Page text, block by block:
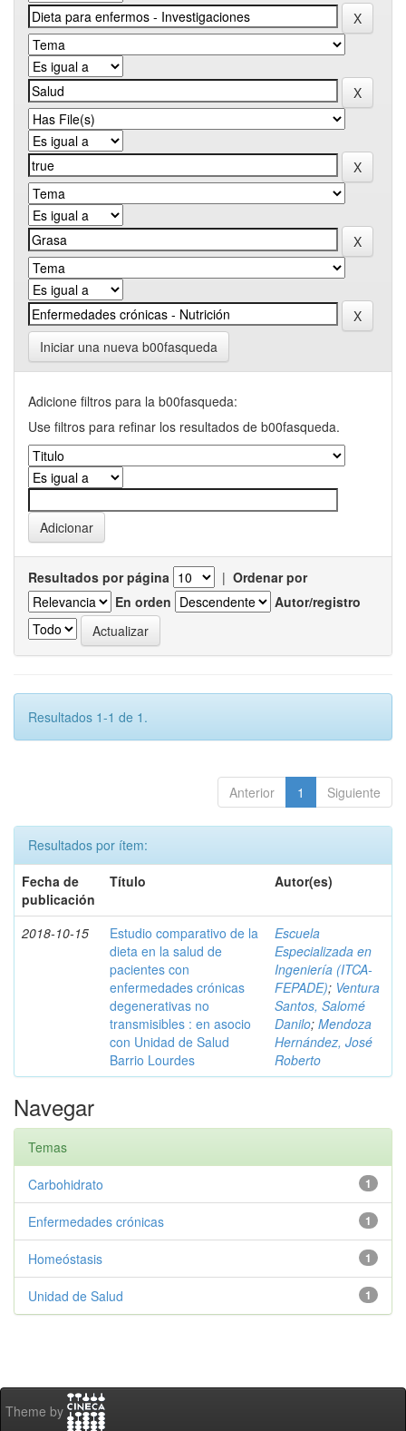
Iniciar una nueva b00fasqueda
Adicione filtros para la b00fasqueda:
Use filtros para refinar los resultados de b00fasqueda.
Resultados por página | Ordenar por
En orden
Autor/registro
Resultados 1-1 de 1.
Anterior 1 Siguiente
Resultados por ítem:
Fecha de
publicación
Título Autor(es)
2018-10-15
Estudio comparativo de la
dieta en la salud de
pacientes con
enfermedades crónicas
degenerativas no
transmisibles : en asocio
con Unidad de Salud
Barrio Lourdes
Escuela
Especializada en
Ingeniería (ITCA-
FEPADE); Ventura
Santos, Salomé
Danilo; Mendoza
Hernández, José
Roberto
Navegar
Temas
1
Carbohidrato
1
Enfermedades crónicas
1
Homeóstasis
1
Unidad de Salud
Theme by